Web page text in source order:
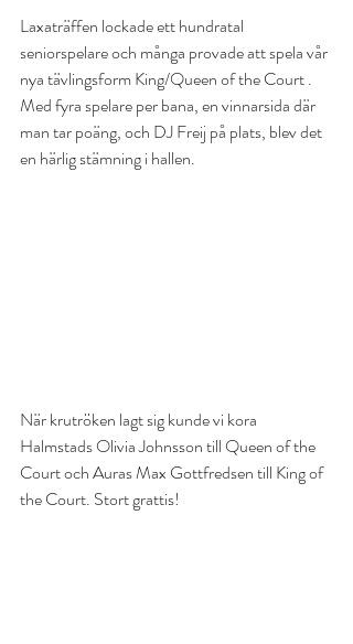
Laxaträffen lockade ett hundratal
seniorspelare och många provade att spela vår
nya tävlingsform King/Queen of the Court .
Med fyra spelare per bana, en vinnarsida där
man tar poäng, och DJ Freij på plats, blev det
en härlig stämning i hallen.
När krutröken lagt sig kunde vi kora
Halmstads Olivia Johnsson till Queen of the
Court och Auras Max Gottfredsen till King of
the Court. Stort grattis!